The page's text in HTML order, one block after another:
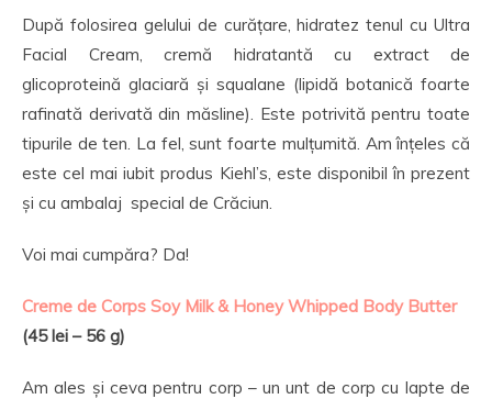
După folosirea gelului de curățare, hidratez tenul cu Ultra
Facial Cream, cremă hidratantă cu extract de
glicoproteină glaciară și squalane (lipidă botanică foarte
rafinată derivată din măsline). Este potrivită pentru toate
tipurile de ten. La fel, sunt foarte mulțumită. Am înțeles că
este cel mai iubit produs Kiehl’s, este disponibil în prezent
și cu ambalaj special de Crăciun.
Voi mai cumpăra? Da!
Creme de Corps Soy Milk & Honey Whipped Body Butter
(45 lei – 56 g)
Am ales și ceva pentru corp – un unt de corp cu lapte de